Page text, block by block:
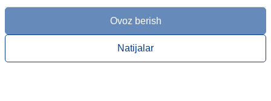
Ovoz berish
Natijalar